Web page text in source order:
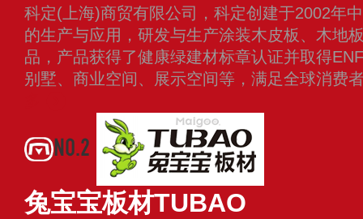
科定(上海)商贸有限公司，科定创建于2002年
的生产与应用，研发与生产涂装木皮板、木地
品，产品获得了健康绿建材标章认证并取得
别墅、商业空间、展示空间等，满足全球消费
NO.2
兔宝宝板材TUBAO